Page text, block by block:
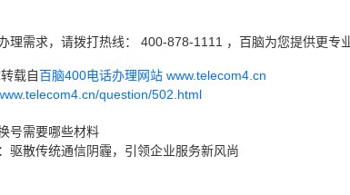
理需求，请拨打热线： 400-878-1111 ，百脑为您提供更专
载自百脑400电话办理网站 www.telecom4.cn
question/502.html
号需要哪些材料
驱散传统通信阴霾，引领企业服务新风尚